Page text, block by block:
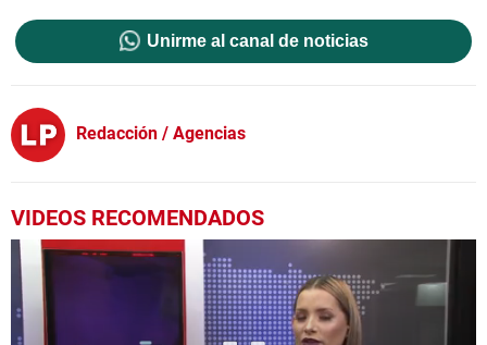
Unirme al canal de noticias
Redacción / Agencias
VIDEOS RECOMENDADOS